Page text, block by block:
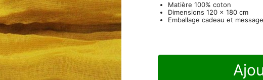
Matière 100% coton
Dimensions 120 x 180 cm
Emballage cadeau et